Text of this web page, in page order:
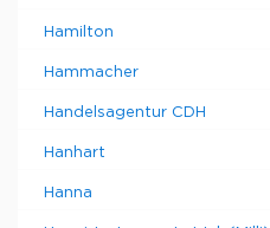
Hamilton
Hammacher
Handelsagentur CDH
Hanhart
Hanna